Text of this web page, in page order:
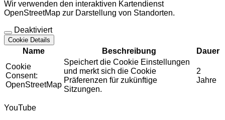
Wir verwenden den interaktiven Kartendienst
OpenStreetMap zur Darstellung von Standorten.
Deaktiviert
Cookie Details
Name Beschreibung
Dauer
Cookie
Consent:
OpenStreetMap
Speichert die Cookie Einstellungen
und merkt sich die Cookie
Präferenzen für zukünftige
Sitzungen.
2
Jahre
YouTube